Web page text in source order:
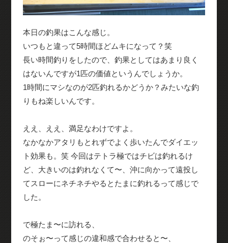
本日の釣果はこんな感じ。
いつもと違って5時間ほどムキになって？笑
長い時間釣りをしたので、釣果としてはあまり良く
はないんですが1匹の価値というんでしょうか。
1時間にマシなのが2匹釣れるかどうか？みたいな釣
りもね楽しいんです。
ええ、ええ、満足なわけですよ。
なかなかアタリもとれずでよく歩いたんでダイエッ
ト効果も。笑 今回はテトラ極ではチビは釣れるけ
ど、大きいのは釣れなくて〜、沖に向かって遠投し
てスローにネチネチやるとたまに釣れるって感じで
した。
で極たま〜に訪れる、
のそぉ〜って感じの違和感で合わせると〜、